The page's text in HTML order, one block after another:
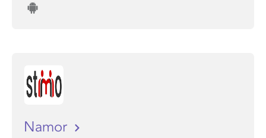
Namor